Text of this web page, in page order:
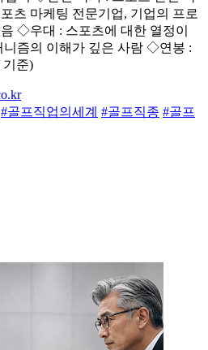
츠 마케팅 전문기업, 기업의 프로
◇우대 : 스포츠에 대한 열정이
니즘의 이해가 깊은 사람 ◇연봉 :
기준)
#골프직업의세계 #골프직종 #골프